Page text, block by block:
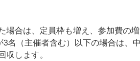
場合は、定員枠も増え、参加費の増
3名（主催者含む）以下の場合は、
収します。